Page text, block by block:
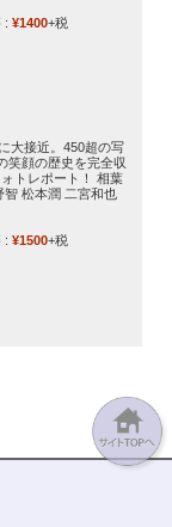
: ¥1400+税
大接近。450超の写
笑顔の歴史を完全収
トレポート！ 相葉
智 松本潤 二宮和也
: ¥1500+税